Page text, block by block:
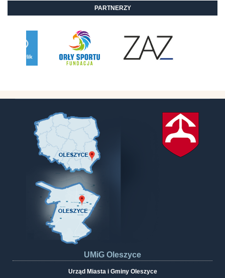
PARTNERZY
UMiG Oleszyce
Urząd Miasta i Gminy Oleszyce